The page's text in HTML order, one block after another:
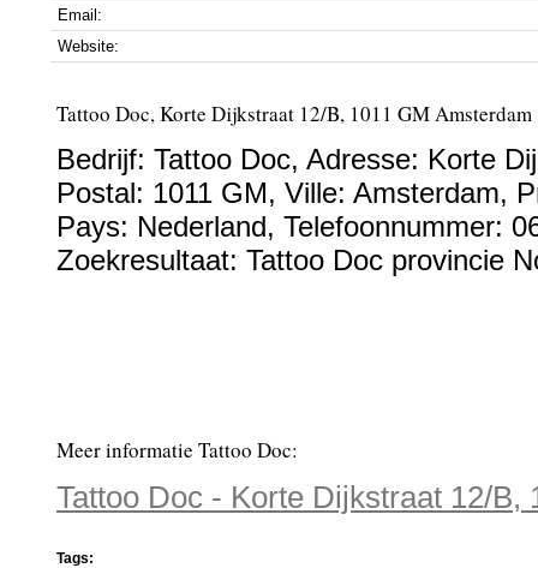
Email:
Website:
Tattoo Doc, Korte Dijkstraat 12/B, 1011 GM Amsterdam
Bedrijf: Tattoo Doc, Adresse: Korte
Postal: 1011 GM, Ville: Amsterdam,
Pays: Nederland, Telefoonnummer:
Zoekresultaat: Tattoo Doc provincie
Meer informatie Tattoo Doc:
Tattoo Doc - Korte Dijkstraat 12/B,
Tags: